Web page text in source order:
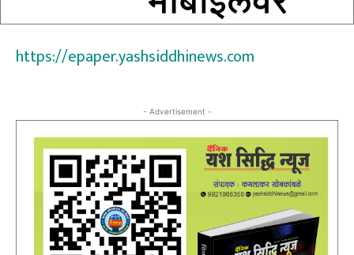
https://epaper.yashsiddhinews.com
- Advertisement -